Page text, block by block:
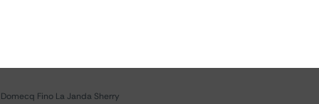
Fino La Janda Sherry